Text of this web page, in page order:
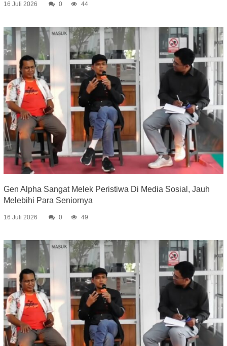
16 Juli 2026 0 44
Gen Alpha Sangat Melek Peristiwa Di Media Sosial, Jauh
Melebihi Para Seniornya
16 Juli 2026 0 49